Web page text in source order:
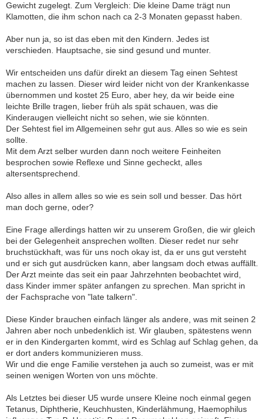
Gewicht zugelegt. Zum Vergleich: Die kleine Dame trägt nun
Klamotten, die ihm schon nach ca 2-3 Monaten gepasst haben.
Aber nun ja, so ist das eben mit den Kindern. Jedes ist
verschieden. Hauptsache, sie sind gesund und munter.
Wir entscheiden uns dafür direkt an diesem Tag einen Sehtest
machen zu lassen. Dieser wird leider nicht von der Krankenkasse
übernommen und kostet 25 Euro, aber hey, da wir beide eine
leichte Brille tragen, lieber früh als spät schauen, was die
Kinderaugen vielleicht nicht so sehen, wie sie könnten.
Der Sehtest fiel im Allgemeinen sehr gut aus. Alles so wie es sein
sollte.
Mit dem Arzt selber wurden dann noch weitere Feinheiten
besprochen sowie Reflexe und Sinne gecheckt, alles
altersentsprechend.
Also alles in allem alles so wie es sein soll und besser. Das hört
man doch gerne, oder?
Eine Frage allerdings hatten wir zu unserem Großen, die wir gleich
bei der Gelegenheit ansprechen wollten. Dieser redet nur sehr
bruchstückhaft, was für uns noch okay ist, da er uns gut versteht
und er sich gut ausdrücken kann, aber langsam doch etwas auffällt.
Der Arzt meinte das seit ein paar Jahrzehnten beobachtet wird,
dass Kinder immer später anfangen zu sprechen. Man spricht in
der Fachsprache von "late talkern".
Diese Kinder brauchen einfach länger als andere, was mit seinen 2
Jahren aber noch unbedenklich ist. Wir glauben, spätestens wenn
er in den Kindergarten kommt, wird es Schlag auf Schlag gehen, da
er dort anders kommunizieren muss.
Wir und die enge Familie verstehen ja auch so zumeist, was er mit
seinen wenigen Worten von uns möchte.
Als Letztes bei dieser U5 wurde unsere Kleine noch einmal gegen
Tetanus, Diphtherie, Keuchhusten, Kinderlähmung, Haemophilus